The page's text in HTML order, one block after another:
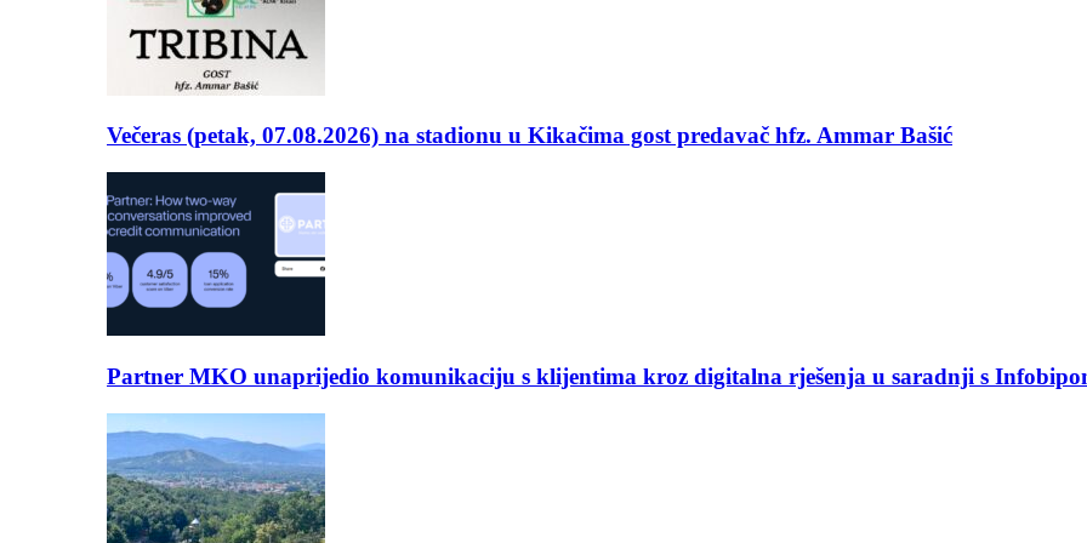
Večeras (petak, 07.08.2026) na stadionu u Kikačima gost predavač hfz. Ammar Bašić
Partner MKO unaprijedio komunikaciju s klijentima kroz digitalna rješenja u saradnji s